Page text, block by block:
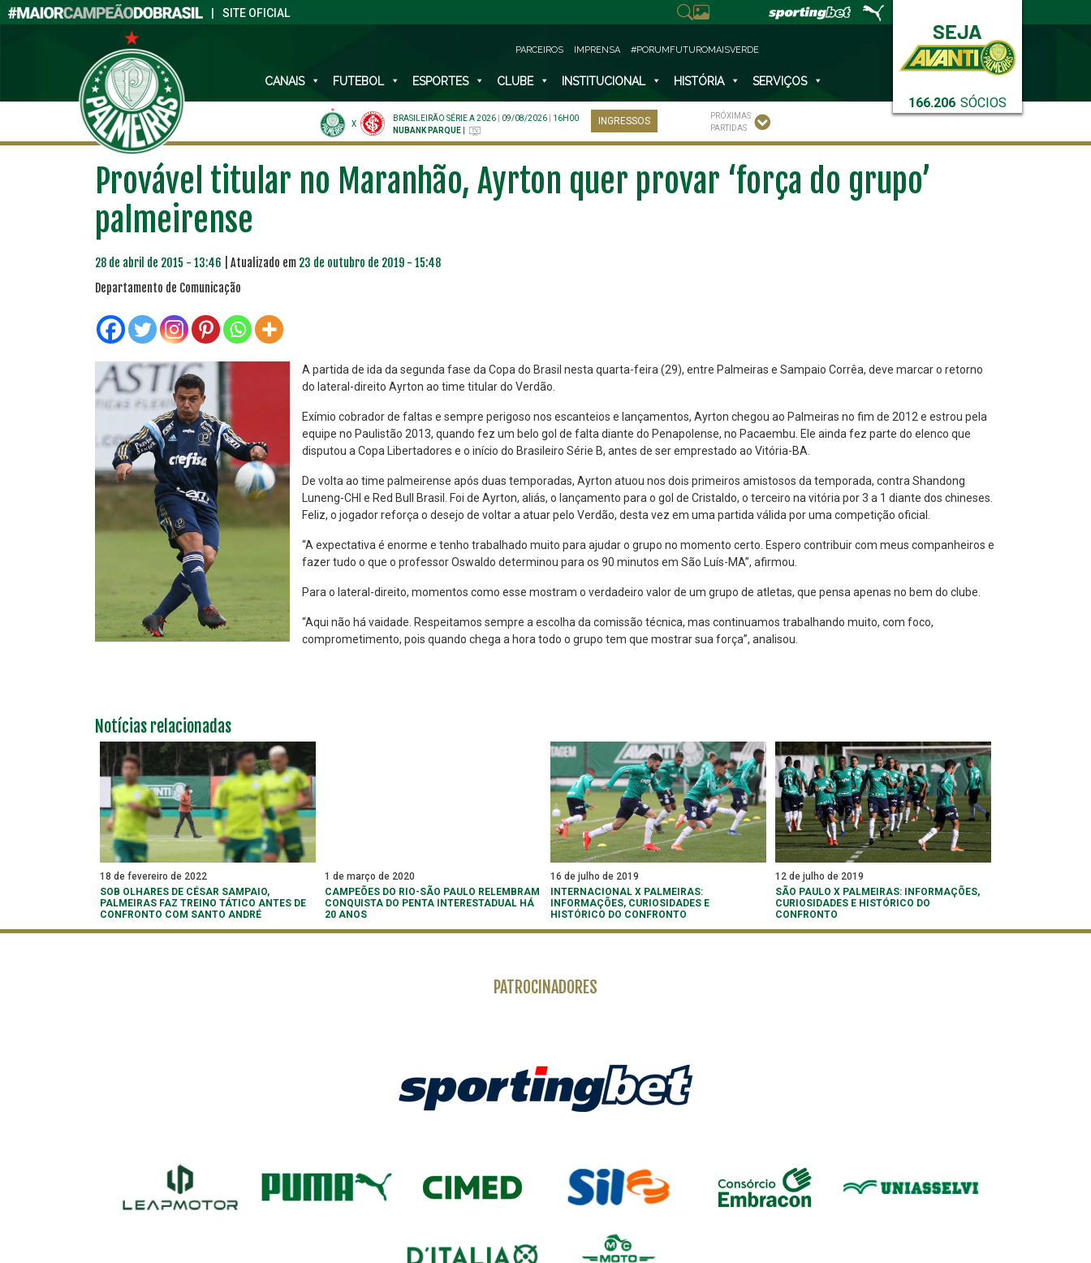
SITE OFICIAL
166.206 SÓCIOS
PARCEIROS IMPRENSA #PORUMFUTUROMAISVERDE
CANAIS FUTEBOL ESPORTES CLUBE INSTITUCIONAL HISTÓRIA SERVIÇOS
X
BRASILEIRÃO SÉRIE A 2026 09/08/2026
16H00
NUBANK PARQUE
INGRESSOS
PRÓXIMAS
PARTIDAS
Provável titular no Maranhão, Ayrton quer provar ‘força do grupo’
palmeirense
28 de abril de 2015 - 13:46 | Atualizado em 23 de outubro de 2019 - 15:48
Departamento de Comunicação
A partida de ida da segunda fase da Copa do Brasil nesta quarta-feira (29), entre Palmeiras e Sampaio Corrêa, deve marcar o retorno
do lateral-direito Ayrton ao time titular do Verdão.
Exímio cobrador de faltas e sempre perigoso nos escanteios e lançamentos, Ayrton chegou ao Palmeiras no fim de 2012 e estrou pela
equipe no Paulistão 2013, quando fez um belo gol de falta diante do Penapolense, no Pacaembu. Ele ainda fez parte do elenco que
disputou a Copa Libertadores e o início do Brasileiro Série B, antes de ser emprestado ao Vitória-BA.
De volta ao time palmeirense após duas temporadas, Ayrton atuou nos dois primeiros amistosos da temporada, contra Shandong
Luneng-CHI e Red Bull Brasil. Foi de Ayrton, aliás, o lançamento para o gol de Cristaldo, o terceiro na vitória por 3 a 1 diante dos chineses.
Feliz, o jogador reforça o desejo de voltar a atuar pelo Verdão, desta vez em uma partida válida por uma competição oficial.
“A expectativa é enorme e tenho trabalhado muito para ajudar o grupo no momento certo. Espero contribuir com meus companheiros e
fazer tudo o que o professor Oswaldo determinou para os 90 minutos em São Luís-MA”, afirmou.
Para o lateral-direito, momentos como esse mostram o verdadeiro valor de um grupo de atletas, que pensa apenas no bem do clube.
“Aqui não há vaidade. Respeitamos sempre a escolha da comissão técnica, mas continuamos trabalhando muito, com foco,
comprometimento, pois quando chega a hora todo o grupo tem que mostrar sua força”, analisou.
Notícias relacionadas
18 de fevereiro de 2022
SOB OLHARES DE CÉSAR SAMPAIO,
PALMEIRAS FAZ TREINO TÁTICO ANTES DE
CONFRONTO COM SANTO ANDRÉ
1 de março de 2020
CAMPEÕES DO RIO-SÃO PAULO RELEMBRAM
CONQUISTA DO PENTA INTERESTADUAL HÁ
20 ANOS
16 de julho de 2019
INTERNACIONAL X PALMEIRAS:
INFORMAÇÕES, CURIOSIDADES E
HISTÓRICO DO CONFRONTO
12 de julho de 2019
SÃO PAULO X PALMEIRAS: INFORMAÇÕES,
CURIOSIDADES E HISTÓRICO DO
CONFRONTO
PATROCINADORES